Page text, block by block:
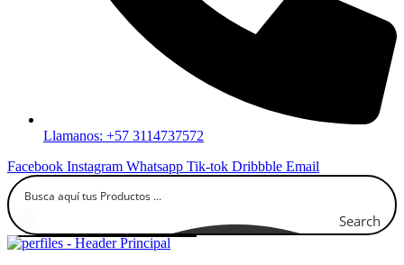
Llamanos: +57 3114737572
Facebook Instagram Whatsapp Tik-tok Dribbble Email
Search